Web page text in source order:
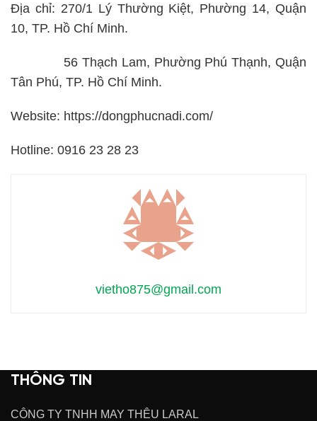
Địa chỉ: 270/1 Lý Thường Kiệt, Phường 14, Quận
10, TP. Hồ Chí Minh.
56 Thạch Lam, Phường Phú Thạnh, Quận
Tân Phú, TP. Hồ Chí Minh.
Website: https://dongphucnadi.com/
Hotline: 0916 23 28 23
vietho875@gmail.com
THÔNG TIN
CÔNG TY TNHH MAY THÊU LARAL